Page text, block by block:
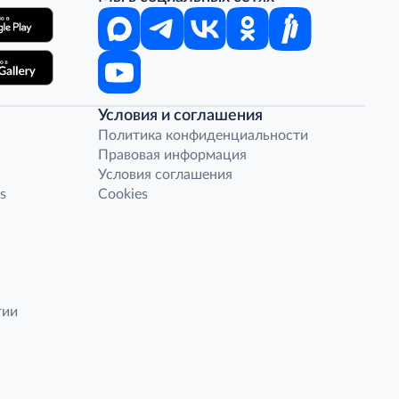
Условия и соглашения
Политика конфиденциальности
Правовая информация
Условия соглашения
Cookies